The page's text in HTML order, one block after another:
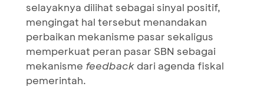
selayaknya dilihat sebagai sinyal positif,
mengingat hal tersebut menandakan
perbaikan mekanisme pasar sekaligus
memperkuat peran pasar SBN sebagai
mekanisme feedback dari agenda fiskal
pemerintah.